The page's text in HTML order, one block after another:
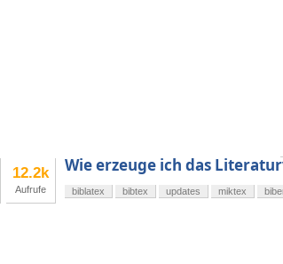
12.2k
Aufrufe
Wie erzeuge ich das
biblatex bibtex updates miktex